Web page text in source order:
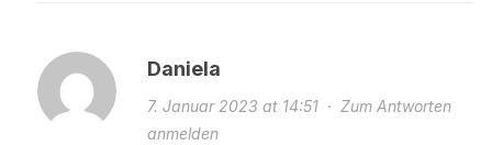
Daniela
7. Januar 2023 at 14:51· Zum Antworten
anmelden